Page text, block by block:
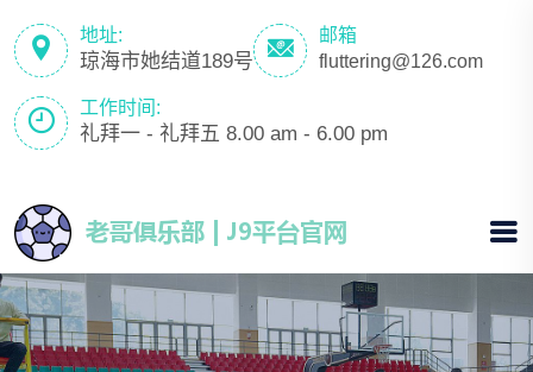
地址:
琼海市她结道189号
邮箱
fluttering@126.com
工作时间:
礼拜一 - 礼拜五 8.00 am - 6.00 pm